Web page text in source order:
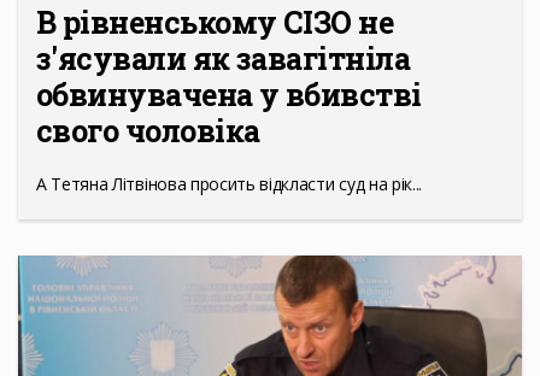
В рівненському СІЗО не
з'ясували як завагітніла
обвинувачена у вбивстві
свого чоловіка
А Тетяна Літвінова просить відкласти суд на рік...